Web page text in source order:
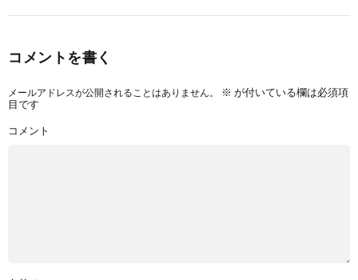
コメントを書く
メールアドレスが公開されることはありません。 ※ が付いている欄は必須項
目です
コメント